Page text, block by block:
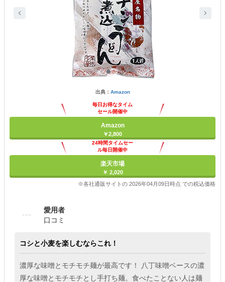
出典： Amazon
毎日お得なタイム
セール開催中
Amazon
￥2,800
24時間タイムセー
ル毎日開催中
楽天市場
￥ 2,020
※各社通販サイトの 2026年04月09日時点 での税込価格
愛用者
口コミ
コシと小麦を楽しむならこれ！
濃厚な味噌とモチモチ麺が最高です！ 八丁味噌ベースの濃
厚な味噌とモチモチとし手打ち麺。食べたことない人は麺